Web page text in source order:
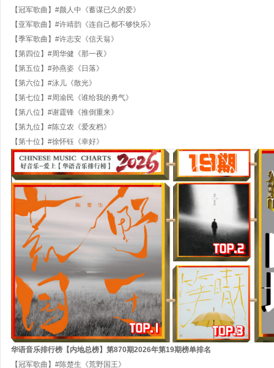
【冠军歌曲】#颜人中《蓄谋已久的爱》
【亚军歌曲】#许靖韵《连自己都不够快乐》
【季军歌曲】#许志安《信天翁》
【第四位】#周华健《那一夜》
【第五位】#孙燕姿《日落》
【第六位】#泳儿《散光》
【第七位】#周渝民《谁给我的勇气》
【第八位】#谢霆锋《推倒重来》
【第九位】#陈立农《爱友档》
【第十位】#徐怀钰《幸好》
华语音乐排行榜【内地总榜】第870期2026年第19期榜单排名
【冠军歌曲】#陈楚生《荒野国王》